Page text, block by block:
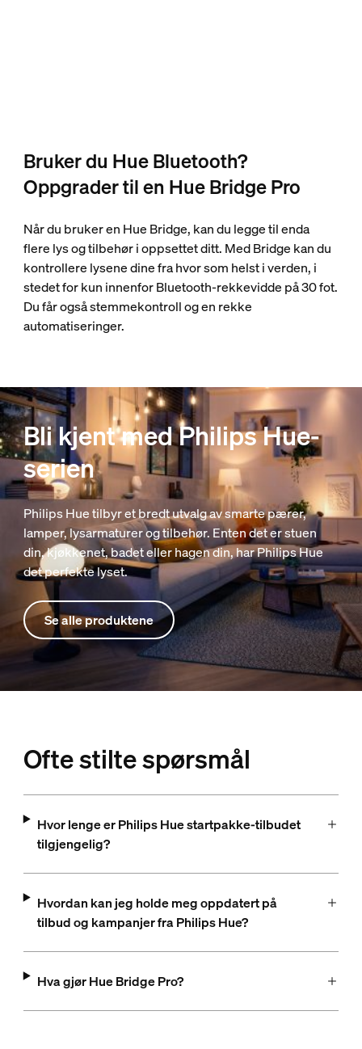
Bruker du Hue Bluetooth?
Oppgrader til en Hue Bridge Pro
Når du bruker en Hue Bridge, kan du legge til enda
flere lys og tilbehør i oppsettet ditt. Med Bridge kan du
kontrollere lysene dine fra hvor som helst i verden, i
stedet for kun innenfor Bluetooth-rekkevidde på 30 fot.
Du får også stemmekontroll og en rekke
automatiseringer.
Bli kjent med Philips Hue-
serien
Philips Hue tilbyr et bredt utvalg av smarte pærer,
lamper, lysarmaturer og tilbehør. Enten det er stuen
din, kjøkkenet, badet eller hagen din, har Philips Hue
det perfekte lyset.
Se alle produktene
Ofte stilte spørsmål
Hvor lenge er Philips Hue startpakke-tilbudet
tilgjengelig?
Hvordan kan jeg holde meg oppdatert på
tilbud og kampanjer fra Philips Hue?
Hva gjør Hue Bridge Pro?